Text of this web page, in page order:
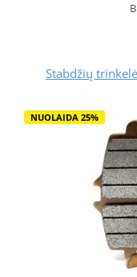
Stabdžių
NUOLAIDA 25%